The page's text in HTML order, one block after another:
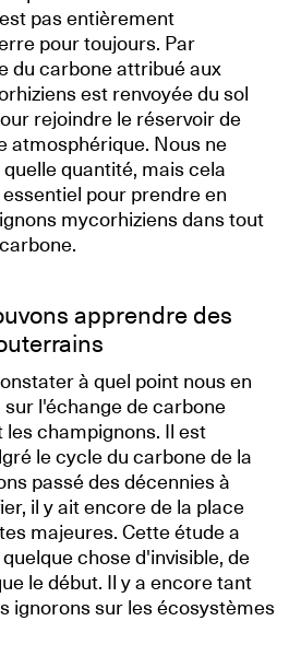
pas entièrement
pour toujours. Par
du carbone attribué aux
est renvoyée du sol
rejoindre le réservoir de
atmosphérique. Nous ne
quantité, mais cela
pour prendre en
mycorhiziens dans tout
apprendre des
à quel point nous en
l'échange de carbone
champignons. Il est
le cycle du carbone de la
passé des décennies à
il y ait encore de la place
majeures. Cette étude a
chose d'invisible, de
le début. Il y a encore tant
ignorons sur les écosystèmes